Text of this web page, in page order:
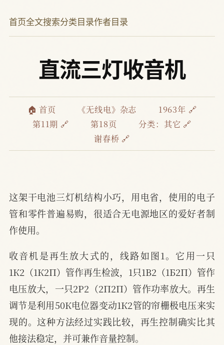
首页全文搜索分类目录作者目录
直流三灯收音机
🏠 首页 《无线电》杂志
1963年 🔗
第11期 🔗
第18页 分类： 其它 🔗
谢春桥 🔗
这架干电池三灯机结构小巧，用电省，使用的电子
管和零件普遍易购，很适合无电源地区的爱好者制
作使用。
收音机是再生放大式的，线路如图1。它用一只
1К2（1К2П）管作再生检波，1只1B2（1Б2П）管作
电压放大，一只2P2（2П2П）管作功率放大。再生
调节是利用50К电位器变动1К2管的帘栅极电压来实
现的。这种方法经过实践比较，再生控制确实比其
他接法稳定，并可兼作音量控制。